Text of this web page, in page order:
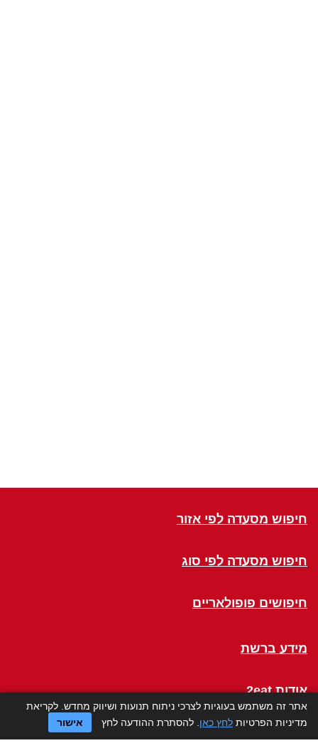
חיפוש מסעדה לפי אזור
חיפוש מסעדה לפי סוג
חיפושים פופולאריים
מידע ברשת
אודות 2eat
Click a Table
אתר זה משתמש בעוגיות לצרכי ניתוח תנועות ושיווק מחדש. לקריאת
מדיניות הפרטיות לחץ כאן . להסתרת ההודעה לחץ אישור